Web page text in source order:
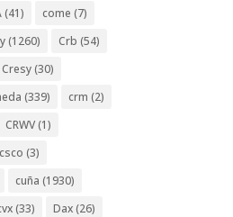
(41) come (7)
(1260) Crb (54)
Cresy (30)
(339) crm (2)
CRWV (1)
csco (3)
cuña (1930)
(33) Dax (26)